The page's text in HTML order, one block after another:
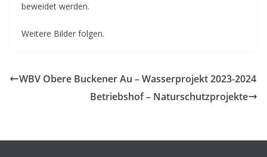
beweidet werden.
Weitere Bilder folgen.
WBV Obere Buckener Au – Wasserprojekt 2023-2024
Betriebshof – Naturschutzprojekte